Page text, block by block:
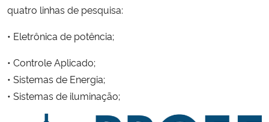
Advocacia-Geral da União
Banco Central do Brasil
quatro linhas de pesquisa:
• Eletrônica de potência;
• Controle Aplicado;
• Sistemas de Energia;
• Sistemas de iluminação;